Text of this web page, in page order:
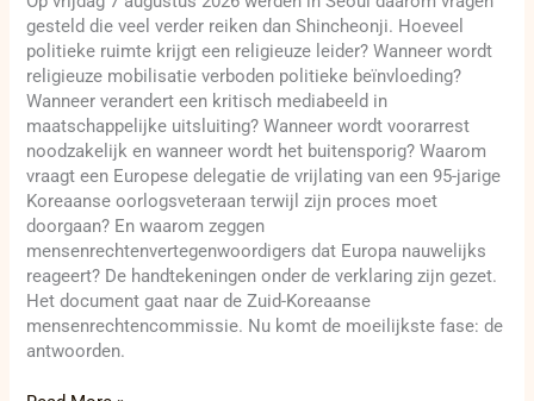
gesteld die veel verder reiken dan Shincheonji. Hoeveel
politieke ruimte krijgt een religieuze leider? Wanneer wordt
religieuze mobilisatie verboden politieke beïnvloeding?
Wanneer verandert een kritisch mediabeeld in
maatschappelijke uitsluiting? Wanneer wordt voorarrest
noodzakelijk en wanneer wordt het buitensporig? Waarom
vraagt een Europese delegatie de vrijlating van een 95-jarige
Koreaanse oorlogsveteraan terwijl zijn proces moet
doorgaan? En waarom zeggen
mensenrechtenvertegenwoordigers dat Europa nauwelijks
reageert? De handtekeningen onder de verklaring zijn gezet.
Het document gaat naar de Zuid-Koreaanse
mensenrechtencommissie. Nu komt de moeilijkste fase: de
antwoorden.